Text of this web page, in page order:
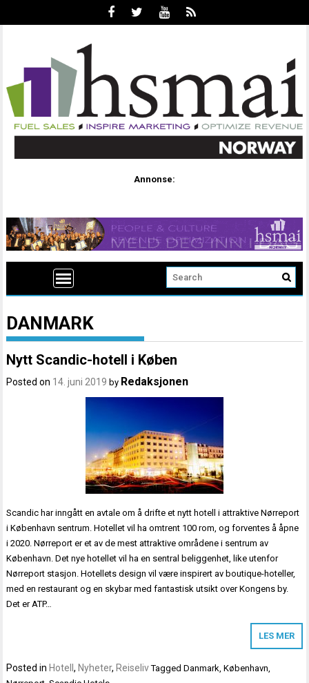
Annonse:
DANMARK
Nytt Scandic-hotell i Køben
Posted on 14. juni 2019 by Redaksjonen
Scandic har inngått en avtale om å drifte et nytt hotell i attraktive Nørreport
i København sentrum. Hotellet vil ha omtrent 100 rom, og forventes å åpne
i 2020. Nørreport er et av de mest attraktive områdene i sentrum av
København. Det nye hotellet vil ha en sentral beliggenhet, like utenfor
Nørreport stasjon. Hotellets design vil være inspirert av boutique-hoteller,
med en restaurant og en skybar med fantastisk utsikt over Kongens by.
Det er ATP…
LES MER
Posted in Hotell, Nyheter, Reiseliv TaggedDanmark,København,